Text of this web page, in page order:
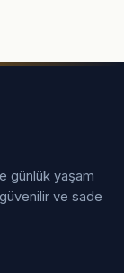
günlük yaşam
ve sade